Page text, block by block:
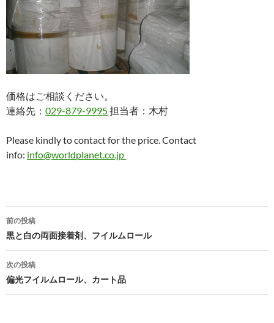
価格はご相談ください。
連絡先： 029-879-9995担当者：木村
Please kindly to contact for the price. Contact
info: info@worldplanet.co.jp
投
稿
ナ
ビ
ゲ
前の投稿
黒と白の両面接着剤、フイルムロール
次の投稿
偏光フイルムロール、カート品